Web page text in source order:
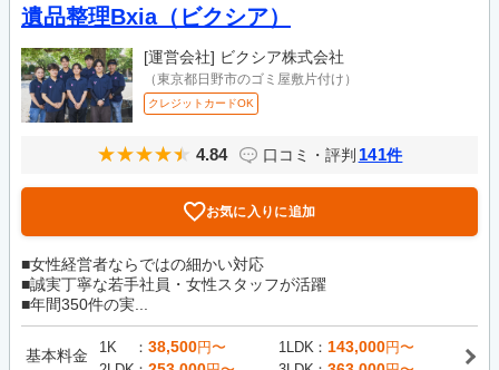
遺品整理Bxia（ビクシア）
[運営会社] ビクシア株式会社
（東京都日野市のゴミ屋敷片付け）
クレジットカードOK
4.84 口コミ・評判 141件
お気に入りに追加
■女性経営者ならではの細かい対応
■誠実丁寧な若手社員・女性スタッフが活躍
■年間350件の実...
基本料金 1K 38,500円〜 1LDK 143,000円〜